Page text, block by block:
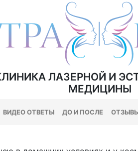
ЛАЗЕРНОЙ И
МЕДИЦИНЫ
ВИДЕО ОТВЕТЫ ДО И ПОСЛЕ